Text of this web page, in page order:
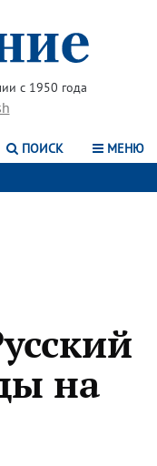
с 1950 года
ПОИСК МЕНЮ
на